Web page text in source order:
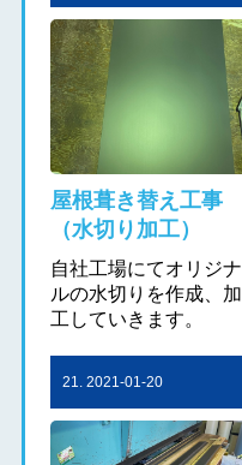
屋根葺き替え工事
（水切り加工）
自社工場にてオリジナ
ルの水切りを作成、加
工していきます。
21. 2021-01-20